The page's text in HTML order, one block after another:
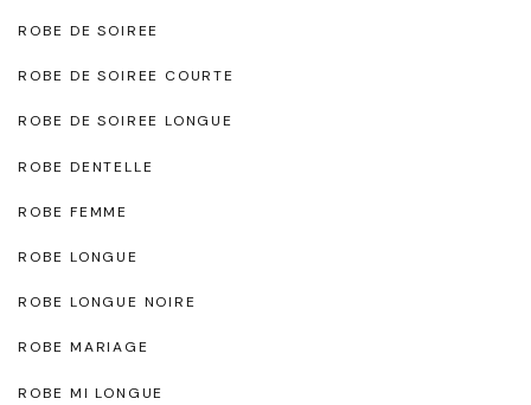
ROBE DE SOIREE
ROBE DE SOIREE COURTE
ROBE DE SOIREE LONGUE
ROBE DENTELLE
ROBE FEMME
ROBE LONGUE
ROBE LONGUE NOIRE
ROBE MARIAGE
ROBE MI LONGUE